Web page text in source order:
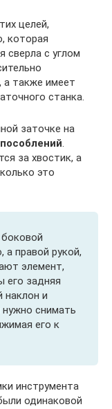
целей,
которая
сверла с углом
а также имеет
станка.
заточке на
.
за хвостик, а
это
а правой рукой,
элемент,
его задняя
наклон и
снимать
его к
инструмента
одинаковой